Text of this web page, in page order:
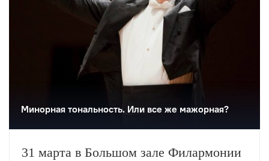
Минорная тональность. Или все же мажорная?
31 марта в Большом зале Филармонии